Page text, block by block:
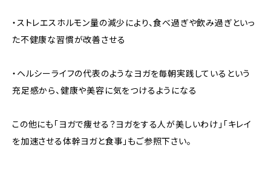
・ストレエスホルモン量の減少により、食べ過ぎや飲み過ぎといっ
た不健康な習慣が改善させる
・ヘルシーライフの代表のようなヨガを毎朝実践しているという
充足感から、健康や美容に気をつけるようになる
この他にも「ヨガで痩せる？ヨガをする人が美しいわけ」「キレイ
を加速させる体幹ヨガと食事」もご参照下さい。